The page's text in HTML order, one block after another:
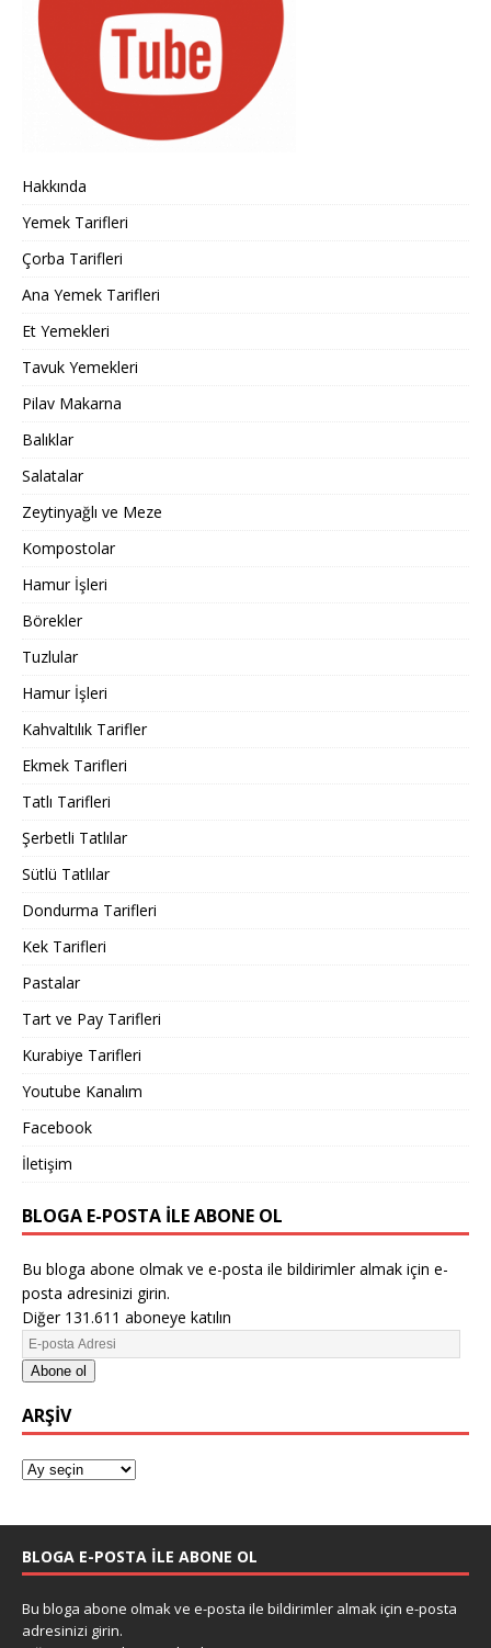
Hakkında
Yemek Tarifleri
Çorba Tarifleri
Ana Yemek Tarifleri
Et Yemekleri
Tavuk Yemekleri
Pilav Makarna
Balıklar
Salatalar
Zeytinyağlı ve Meze
Kompostolar
Hamur İşleri
Börekler
Tuzlular
Hamur İşleri
Kahvaltılık Tarifler
Ekmek Tarifleri
Tatlı Tarifleri
Şerbetli Tatlılar
Sütlü Tatlılar
Dondurma Tarifleri
Kek Tarifleri
Pastalar
Tart ve Pay Tarifleri
Kurabiye Tarifleri
Youtube Kanalım
Facebook
İletişim
BLOGA E-POSTA ILE ABONE OL
Bu bloga abone olmak ve e-posta ile bildirimler almak için e-
posta adresinizi girin.
Diğer 131.611 aboneye katılın
Abone ol
ARŞIV
BLOGA E-POSTA ILE ABONE OL
Bu bloga abone olmak ve e-posta ile bildirimler almak için e-posta
adresinizi girin.